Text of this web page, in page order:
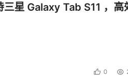
星 Galaxy Tab S11 ，高
0